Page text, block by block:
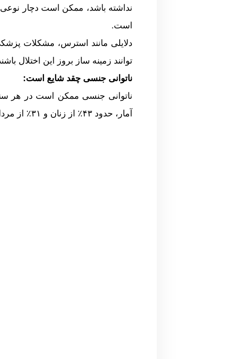
نداشته باشد، ممکن است دچار
است.
دلایلی مانند استرس، مشکلات
توانند زمینه ساز بروز این اختلال
ناتوانی جنسی چقد شایع است:
آمار، حدود ۴۳٪ از زنان و ۳۱٪ از مردان در مقطعی از زندگی خود نوعی از این اختلال را تجربه کرده اند.